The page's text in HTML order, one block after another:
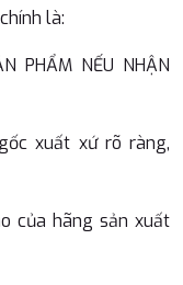
là:
PHẨM NẾU NHẬN
xuất xứ rõ ràng,
của hãng sản xuất